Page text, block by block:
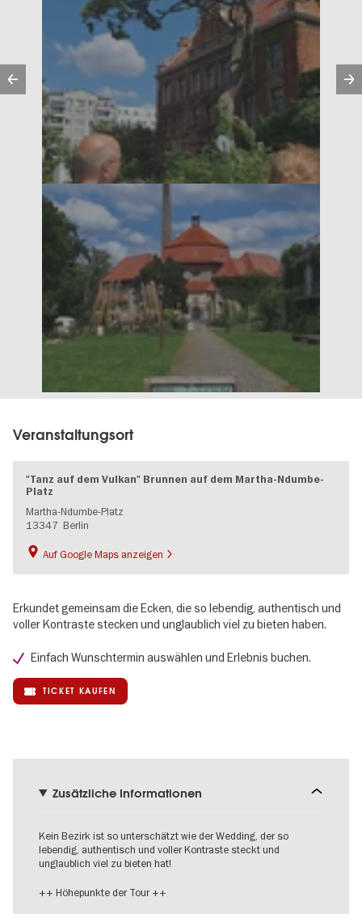
Veranstaltungsort
"Tanz auf dem Vulkan" Brunnen auf dem Martha-Ndumbe-
Platz
Martha-Ndumbe-Platz
13347 Berlin
Auf Google Maps anzeigen
Erkundet gemeinsam die Ecken, die so lebendig, authentisch und
voller Kontraste stecken und unglaublich viel zu bieten haben.
Einfach Wunschtermin auswählen und Erlebnis buchen.
TICKET KAUFEN
Zusätzliche Informationen
Kein Bezirk ist so unterschätzt wie der Wedding, der so
lebendig, authentisch und voller Kontraste steckt und
unglaublich viel zu bieten hat!
++ Höhepunkte der Tour ++